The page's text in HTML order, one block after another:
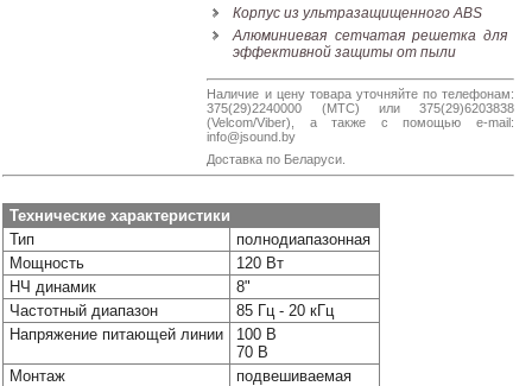
Корпус из ультразащищенного ABS
Алюминиевая сетчатая решетка для
эффективной защиты от пыли
Наличие и цену товара уточняйте по телефонам:
375(29)2240000 (МТС) или 375(29)6203838
(Velcom/Viber), а также с помощью e-mail:
info@jsound.by
Доставка по Беларуси.
Технические характеристики
Тип
полнодиапазонная
Мощность
120 Вт
НЧ динамик
8"
Частотный диапазон
85 Гц - 20 кГц
Напряжение питающей линии
100 В
70 В
Монтаж
подвешиваемая